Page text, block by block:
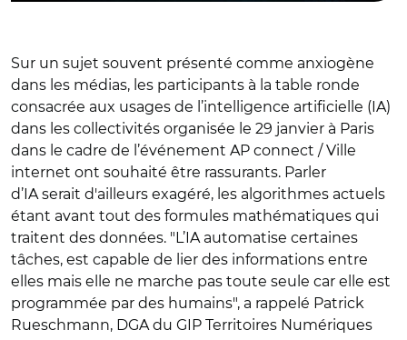
Sur un sujet souvent présenté comme anxiogène
dans les médias, les participants à la table ronde
consacrée aux usages de l’intelligence artificielle (IA)
dans les collectivités organisée le 29 janvier à Paris
dans le cadre de l’événement AP connect / Ville
internet ont souhaité être rassurants. Parler
d’IA serait d'ailleurs exagéré, les algorithmes actuels
étant avant tout des formules mathématiques qui
traitent des données. "L’IA automatise certaines
tâches, est capable de lier des informations entre
elles mais elle ne marche pas toute seule car elle est
programmée par des humains", a rappelé Patrick
Rueschmann, DGA du GIP Territoires Numériques